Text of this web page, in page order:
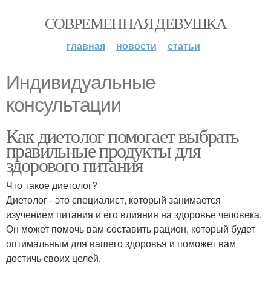
СОВРЕМЕННАЯ ДЕВУШКА
главная новости статьи
Индивидуальные
консультации
Как диетолог помогает выбрать
правильные продукты для
здорового питания
Что такое диетолог?
Диетолог - это специалист, который занимается
изучением питания и его влияния на здоровье человека.
Он может помочь вам составить рацион, который будет
оптимальным для вашего здоровья и поможет вам
достичь своих целей.